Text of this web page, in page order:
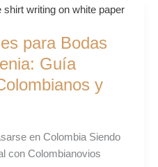
para Bodas
Guía
y
en Colombia Siendo
con Colombianovios